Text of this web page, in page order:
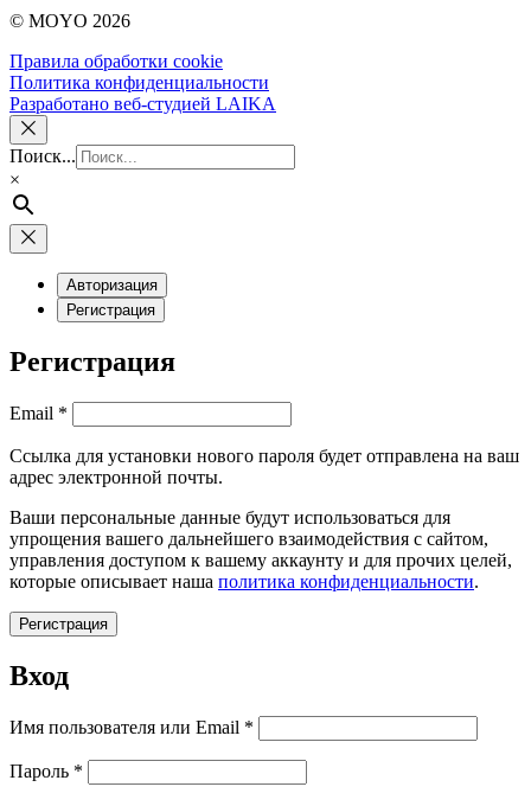
© MOYO 2026
Правила обработки cookie
Политика конфиденциальности
Разработано веб-студией LAIKA
Поиск...
×
Авторизация
Регистрация
Регистрация
Email *
Ссылка для установки нового пароля будет отправлена ​​на ваш
адрес электронной почты.
Ваши персональные данные будут использоваться для
упрощения вашего дальнейшего взаимодействия с сайтом,
управления доступом к вашему аккаунту и для прочих целей,
которые описывает наша политика конфиденциальности.
Регистрация
Вход
Имя пользователя или Email *
Пароль *